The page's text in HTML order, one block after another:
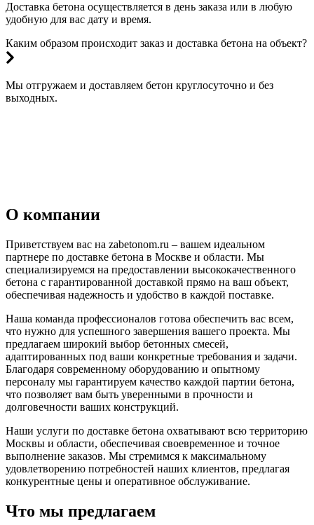
Доставка бетона осуществляется в день заказа или в любую
удобную для вас дату и время.
Каким образом происходит заказ и доставка бетона на объект?
Мы отгружаем и доставляем бетон круглосуточно и без
выходных.
О компании
Приветствуем вас на zabetonom.ru – вашем идеальном
партнере по доставке бетона в Москве и области. Мы
специализируемся на предоставлении высококачественного
бетона с гарантированной доставкой прямо на ваш объект,
обеспечивая надежность и удобство в каждой поставке.
Наша команда профессионалов готова обеспечить вас всем,
что нужно для успешного завершения вашего проекта. Мы
предлагаем широкий выбор бетонных смесей,
адаптированных под ваши конкретные требования и задачи.
Благодаря современному оборудованию и опытному
персоналу мы гарантируем качество каждой партии бетона,
что позволяет вам быть уверенными в прочности и
долговечности ваших конструкций.
Наши услуги по доставке бетона охватывают всю территорию
Москвы и области, обеспечивая своевременное и точное
выполнение заказов. Мы стремимся к максимальному
удовлетворению потребностей наших клиентов, предлагая
конкурентные цены и оперативное обслуживание.
Что мы предлагаем